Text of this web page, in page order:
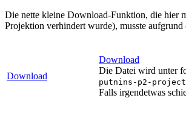
Die nette kleine Download-Funktion, die hier
Projektion verhindert wurde), musste
Download
Download
Die Datei wird unter
putnins-p2-
Falls irgendetwas